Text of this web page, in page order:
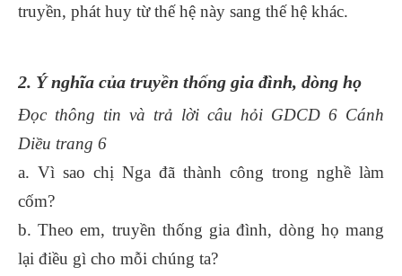
truyền, phát huy từ thế hệ này sang thế hệ khác.
2. Ý nghĩa của truyền thống gia đình, dòng họ
Đọc thông tin và trả lời câu hỏi GDCD 6 Cánh
Diều trang 6
a. Vì sao chị Nga đã thành công trong nghề làm
cốm?
b. Theo em, truyền thống gia đình, dòng họ mang
lại điều gì cho mỗi chúng ta?